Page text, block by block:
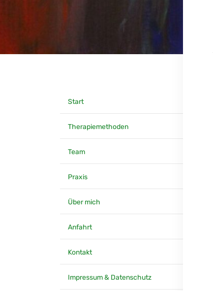
Start
Therapiemethoden
Team
Praxis
Über mich
Anfahrt
Kontakt
Impressum & Datenschutz